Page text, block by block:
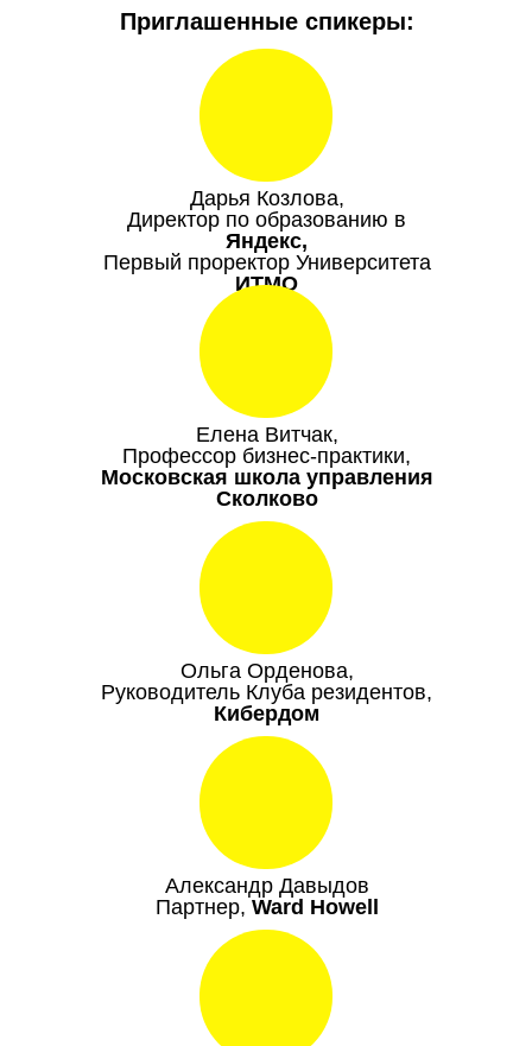
Приглашенные спикеры:
Дарья Козлова,
Директор по образованию в
Яндекс,
Первый проректор Университета
ИТМО
Ольга Орденова,
Руководитель Клуба резидентов,
Кибердом
Елена Витчак,
Профессор бизнес-практики,
Московская школа управления
Сколково
Александр Давыдов
Партнер, Ward Howell